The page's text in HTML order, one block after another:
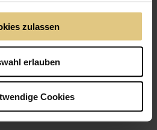
zulassen
erlauben
Cookies
im Bad ganz ohne Bohren zu
wird mithilfe von Klemmträgern
Methode eignet sich besonders
schnell einen Sichtschutz für
möchtest. Da keine Rückstände auf
ist Klemmfix besonders beliebt